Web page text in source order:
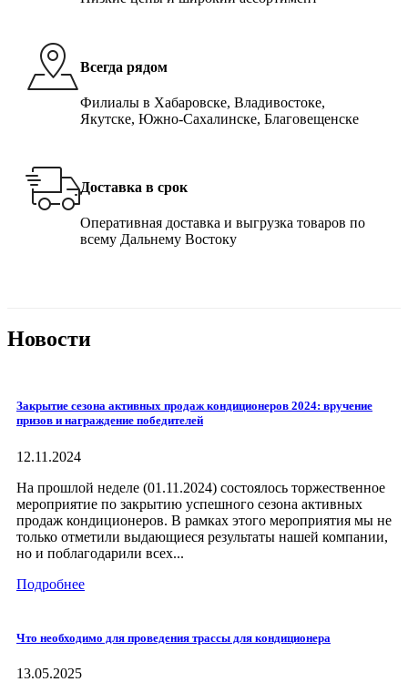
Всегда рядом
Филиалы в Хабаровске, Владивостоке,
Якутске, Южно-Сахалинске, Благовещенске
Доставка в срок
Оперативная доставка и выгрузка товаров по
всему Дальнему Востоку
Новости
Закрытие сезона активных продаж кондиционеров 2024: вручение
призов и награждение победителей
12.11.2024
На прошлой неделе (01.11.2024) состоялось торжественное
мероприятие по закрытию успешного сезона активных
продаж кондиционеров. В рамках этого мероприятия мы не
только отметили выдающиеся результаты нашей компании,
но и поблагодарили всех...
Подробнее
Что необходимо для проведения трассы для кондиционера
13.05.2025